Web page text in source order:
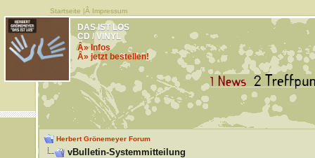
Startseite |Â Impressum
DAS IST LOS
CD / VINYL
Â» Infos
Â» jetzt bestellen!
Herbert Grönemeyer Forum
vBulletin-Systemmitteilung